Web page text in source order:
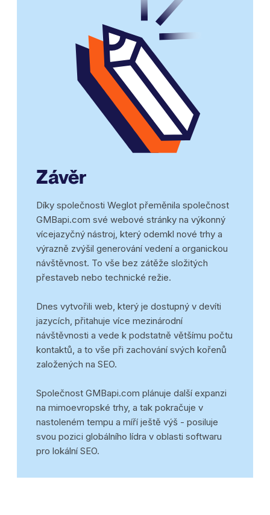
Závěr
Díky společnosti Weglot přeměnila společnost
GMBapi.com své webové stránky na výkonný
vícejazyčný nástroj, který odemkl nové trhy a
výrazně zvýšil generování vedení a organickou
návštěvnost. To vše bez zátěže složitých
přestaveb nebo technické režie.
Dnes vytvořili web, který je dostupný v devíti
jazycích, přitahuje více mezinárodní
návštěvnosti a vede k podstatně většímu počtu
kontaktů, a to vše při zachování svých kořenů
založených na SEO.
Společnost GMBapi.com plánuje další expanzi
na mimoevropské trhy, a tak pokračuje v
nastoleném tempu a míří ještě výš - posiluje
svou pozici globálního lídra v oblasti softwaru
pro lokální SEO.